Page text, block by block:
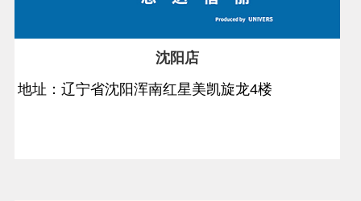
沈阳店
地址：辽宁省沈阳浑南红星美凯旋龙4楼